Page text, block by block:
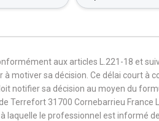
aux articles L.221-18 et
motiver sa décision. Ce délai court
notifier sa décision au moyen du
Terrefort 31700 Cornebarrieu
laquelle le professionnel est informé